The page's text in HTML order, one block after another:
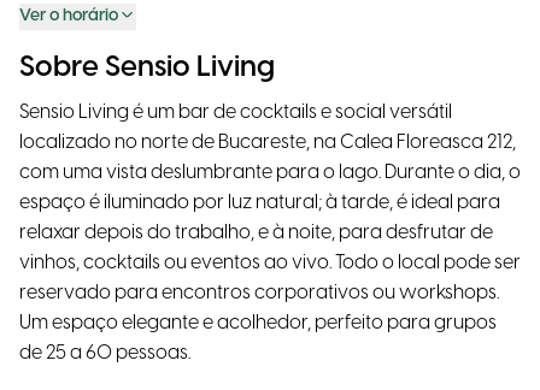
Ver o horário
Sobre Sensio Living
Sensio Living é um bar de cocktails e social versátil
localizado no norte de Bucareste, na Calea Floreasca 212,
com uma vista deslumbrante para o lago. Durante o dia, o
espaço é iluminado por luz natural; à tarde, é ideal para
relaxar depois do trabalho, e à noite, para desfrutar de
vinhos, cocktails ou eventos ao vivo. Todo o local pode ser
reservado para encontros corporativos ou workshops.
Um espaço elegante e acolhedor, perfeito para grupos
de 25 a 60 pessoas.